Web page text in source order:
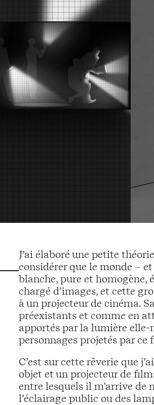
J’ai élaboré une petite
considérer que le monde –
blanche, pure et homogène,
chargé d’images, et cette
à un projecteur de cinéma.
préexistants et comme en
apportés par la lumière elle-
personnages projetés par ce
C’est sur cette rêverie que
objet et un projecteur de
entre lesquels il m’arrive de
l’éclairage public ou des